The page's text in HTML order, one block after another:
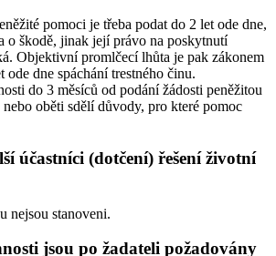
pomoci je třeba podat do 2 let ode dne,
o škodě, jinak její právo na poskytnutí
Objektivní promlčecí lhůta je pak zákonem
ode dne spáchání trestného činu.
do 3 měsíců od podání žádosti peněžitou
oběti sdělí důvody, pro které pomoc
účastníci (dotčení) řešení životní
nejsou stanoveni.
jsou po žadateli požadovány